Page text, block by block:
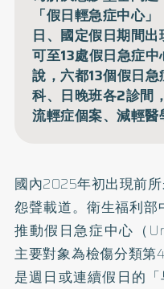
「假日輕急症中心
日、國定假日期間出
可至13處假日急症
說，六都13個假日
科、日晚班各2診間
流輕症個案、減輕醫
國內2025年初出現前
怨聲載道。衛生福利
推動假日急症中心 （
主要對象為檢傷分類
是週日或連續假日的